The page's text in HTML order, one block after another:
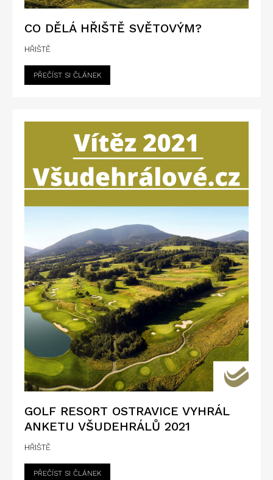
CO DĚLÁ HŘIŠTĚ SVĚTOVÝM?
HŘIŠTĚ
PŘEČÍST SI ČLÁNEK
GOLF RESORT OSTRAVICE VYHRÁL
ANKETU VŠUDEHRÁLŮ 2021
HŘIŠTĚ
PŘEČÍST SI ČLÁNEK